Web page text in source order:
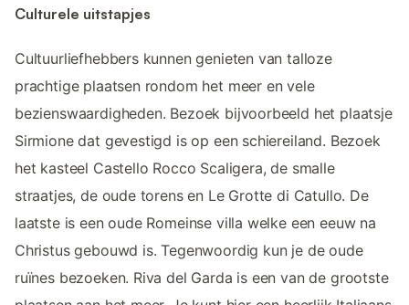
Culturele uitstapjes
Cultuurliefhebbers kunnen genieten van talloze
prachtige plaatsen rondom het meer en vele
bezienswaardigheden. Bezoek bijvoorbeeld het plaatsje
Sirmione dat gevestigd is op een schiereiland. Bezoek
het kasteel Castello Rocco Scaligera, de smalle
straatjes, de oude torens en Le Grotte di Catullo. De
laatste is een oude Romeinse villa welke een eeuw na
Christus gebouwd is. Tegenwoordig kun je de oude
ruïnes bezoeken. Riva del Garda is een van de grootste